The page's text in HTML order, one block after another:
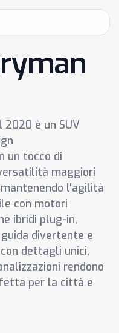
2020 è un SUV
un tocco di
maggiori
l'agilità
con motori
ibridi plug-in,
divertente e
dettagli unici,
rendono
per la città e